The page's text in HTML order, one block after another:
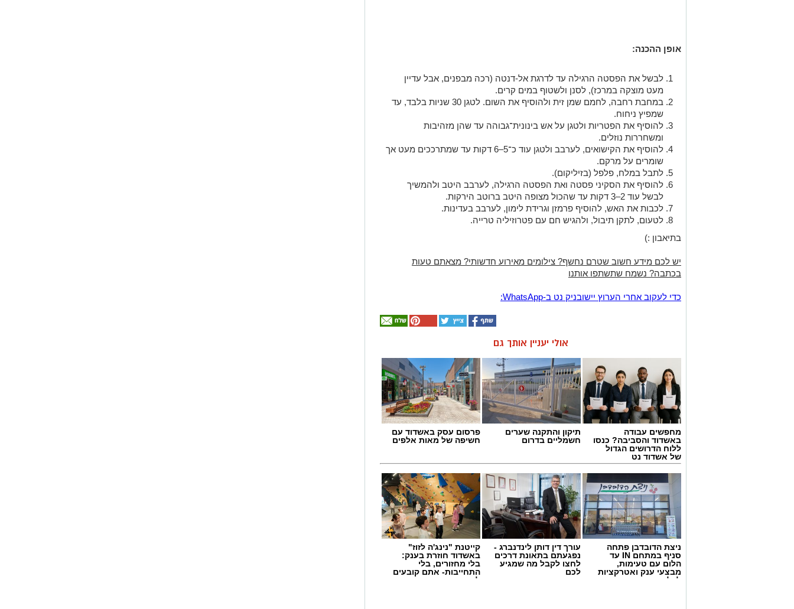
אופן ההכנה:
לבשל את הפסטה הרגילה עד לדרגת אל-דנטה (רכה מבפנים, אבל עדיין
מעט מוצקה במרכז), לסנן ולשטוף במים קרים.
במחבת רחבה, לחמם שמן זית ולהוסיף את השום. לטגן 30 שניות בלבד, עד
שמפיץ ניחוח.
להוסיף את הפטריות ולטגן על אש בינונית־גבוהה עד שהן מזהיבות
ומשחררות נוזלים.
להוסיף את הקישואים, לערבב ולטגן עוד כ־5–6 דקות עד שמתרככים מעט אך
שומרים על מרקם.
לתבל במלח, פלפל (בזיליקום).
להוסיף את הסקיני פסטה ואת הפסטה הרגילה, לערבב היטב ולהמשיך
לבשל עוד 2–3 דקות עד שהכול מצופה היטב ברוטב הירקות.
לכבות את האש, להוסיף פרמזן וגרידת לימון, לערבב בעדינות.
לטעום, לתקן תיבול, ולהגיש חם עם פטרוזיליה טרייה.
בתיאבון :)
יש לכם מידע חשוב שטרם נחשף? צילומים מאירוע חדשותי? מצאתם טעות
בכתבה? נשמח שתשתפו אותנו
‏כדי לעקוב אחרי הערוץ יישובניק נט ב-WhatsApp:‏‏‏
אולי יעניין אותך גם
מחפשים עבודה
באשדוד והסביבה? כנסו
ללוח הדרושים הגדול
של אשדוד נט
תיקון והתקנה שערים
חשמליים בדרום
פרסום עסק באשדוד עם
חשיפה של מאות אלפים
ניצת הדובדבן פתחה
סניף במתחם IN עד
הלום עם טעימות,
מבצעי ענק ואטרקציות
לכל המשפחה
עורך דין דותן לינדנברג -
נפגעתם בתאונת דרכים
לחצו לקבל מה שמגיע
לכם
קייטנת "נינג'ה לזוז"
באשדוד חוזרת בענק:
בלי מחזורים, בלי
התחייבות- אתם קובעים
לכמה ואיזה ימים